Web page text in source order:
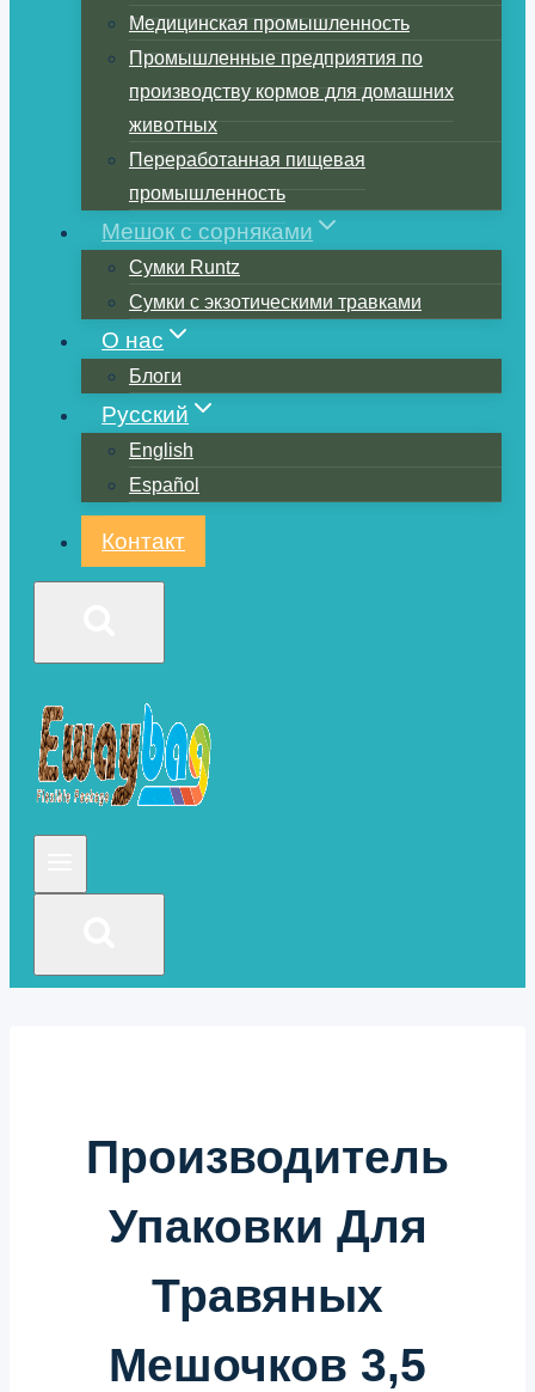
Медицинская промышленность
Промышленные предприятия по
производству кормов для домашних
животных
Переработанная пищевая
промышленность
Мешок с сорняками
Сумки Runtz
Сумки с экзотическими травками
О нас
Блоги
Русский
English
Español
Контакт
Производитель
Упаковки Для
Травяных
Мешочков 3,5